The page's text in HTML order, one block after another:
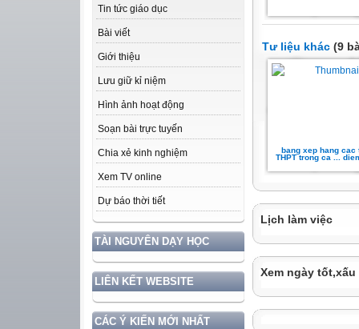
Tin tức giáo dục
Bài viết
Giới thiệu
Lưu giữ kỉ niệm
Hình ảnh hoạt động
Soạn bài trực tuyến
Chia xẻ kinh nghiệm
Xem TV online
Dự báo thời tiết
TÀI NGUYÊN DẠY HỌC
LIÊN KẾT WEBSITE
CÁC Ý KIẾN MỚI NHẤT
Tư liệu khác (9
bang xep hang cac
THPT trong ca ...
Lịch làm việc
Xem ngày tốt,xấu